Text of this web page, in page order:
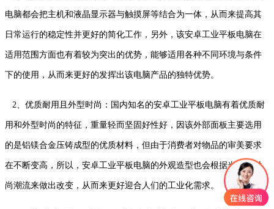
电脑都会把主机和液晶显示器与触摸屏等结合为一体，从而来提高其
日常运行的稳定性并更好的简化工作，另外，该安卓工业平板电脑在
适用范围方面也有着较为突出的优势，能够适用各种不同环境与条件
下的使用，从而来更好的发挥出该电脑产品的独特优势。
2、优质耐用且外型时尚：国内知名的安卓工业平板电脑有着优质耐
用和外型时尚的特征，重量轻而坚固好性好，因该外部面板主要选用
的是铝镁合金压铸成型的优质材料，但由于消费者对物品的审美要求
在不断变高，所以，安卓工业平板电脑的外观造型也会根据当下的时
尚潮流来做出改变，从而来更好迎合人们的工业化需求。